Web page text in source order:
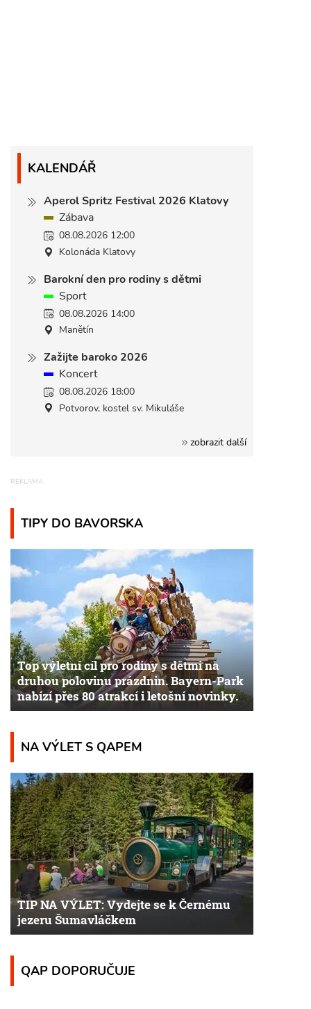
KALENDÁŘ
Aperol Spritz Festival 2026 Klatovy
Zábava
08.08.2026 12:00
Kolonáda Klatovy
Barokní den pro rodiny s dětmi
Sport
08.08.2026 14:00
Manětín
Zažijte baroko 2026
Koncert
08.08.2026 18:00
Potvorov, kostel sv. Mikuláše
zobrazit další
TIPY DO BAVORSKA
Top výletní cíl pro rodiny s dětmi na
druhou polovinu prázdnin. Bayern-Park
nabízí přes 80 atrakcí i letošní novinky.
NA VÝLET S QAPEM
TIP NA VÝLET: Vydejte se k Černému
jezeru Šumavláčkem
QAP DOPORUČUJE